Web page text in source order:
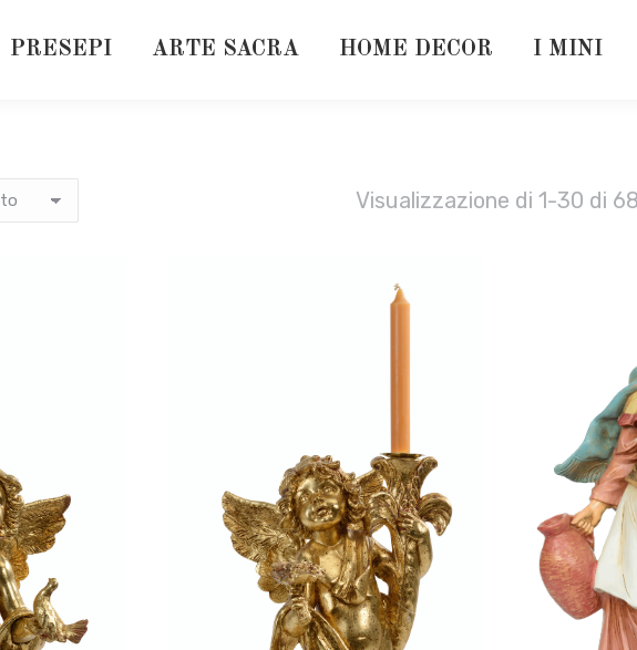
PRESEPI ARTE SACRA HOME DECOR I MINI
Visualizzazione di 1-30 di